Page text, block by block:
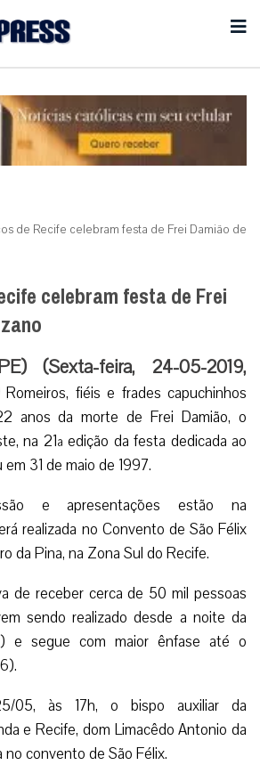
de Recife celebram festa de Frei Damião de
celebram festa de Frei
(Sexta-feira, 24-05-2019,
Romeiros, fiéis e frades capuchinhos
anos da morte de Frei Damião, o
na 21ª edição da festa dedicada ao
31 de maio de 1997.
e apresentações estão na
realizada no Convento de São Félix
da Pina, na Zona Sul do Recife.
de receber cerca de 50 mil pessoas
sendo realizado desde a noite da
e segue com maior ênfase até o
05, às 17h, o bispo auxiliar da
e Recife, dom Limacêdo Antonio da
no convento de São Félix.